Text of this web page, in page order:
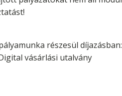
részesül díjazásban:
vásárlási utalvány